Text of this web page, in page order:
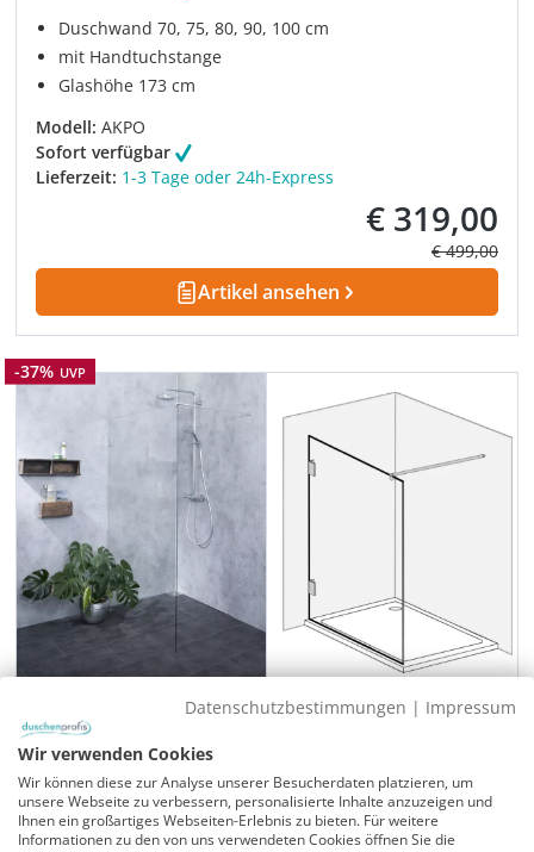
Duschwand 70, 75, 80, 90, 100 cm
mit Handtuchstange
Glashöhe 173 cm
Modell: AKPO
Sofort verfügbar
Lieferzeit: 1-3 Tage oder 24h-Express
Verkaufspreis:
€ 319,00
Regulärer
€ 499,00
Artikel ansehen
Rabatt
-37% UVP
Große freistehende Duschwand
Duschwand 120 cm
Verstellbereich/Glasaußenkante: 116,0-117,0 cm
Glashöhe 195 cm
Datenschutzbestimmungen | Impressum
Wir verwenden Cookies
Wir können diese zur Analyse unserer Besucherdaten platzieren, um
unsere Webseite zu verbessern, personalisierte Inhalte anzuzeigen und
Ihnen ein großartiges Webseiten-Erlebnis zu bieten. Für weitere
Informationen zu den von uns verwendeten Cookies öffnen Sie die